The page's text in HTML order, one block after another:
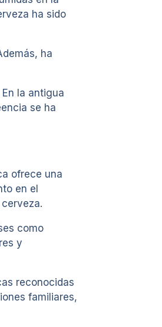
ha sido
ha
la antigua
se ha
ofrece una
en el
como
y
reconocidas
familiares,